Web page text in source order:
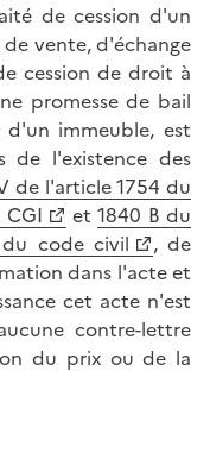
de cession d'un
vente, d'échange
cession de droit à
promesse de bail
immeuble, est
de l'existence des
de l'article 1754 du
et1840 B du
du code civil
, de
dans l'acte et
cet acte n'est
contre-lettre
du prix ou de la